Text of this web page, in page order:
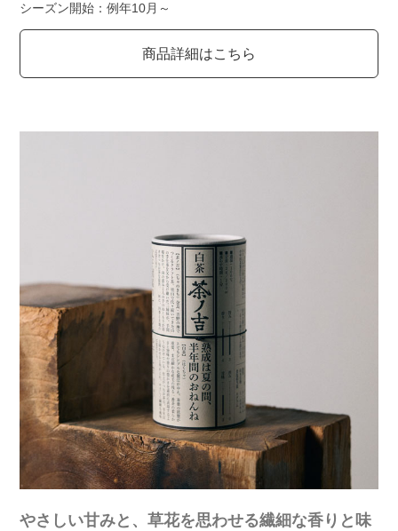
シーズン開始：例年10月～
商品詳細はこちら
やさしい甘みと、草花を思わせる繊細な香りと味